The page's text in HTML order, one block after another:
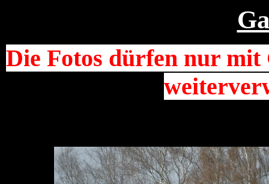
Die Fotos dürfen nur mit